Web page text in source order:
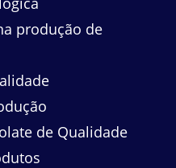
produção de
de Qualidade